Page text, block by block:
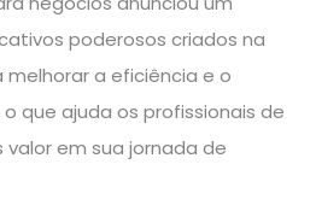
poderosos criados na
melhorar a eficiência e o
que ajuda os profissionais de
em sua jornada de